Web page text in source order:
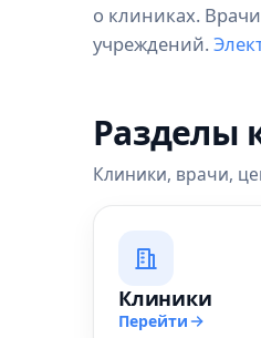
о клиниках.
учреждений.
Разделы
Клиники, врачи,
Клиники
Перейти